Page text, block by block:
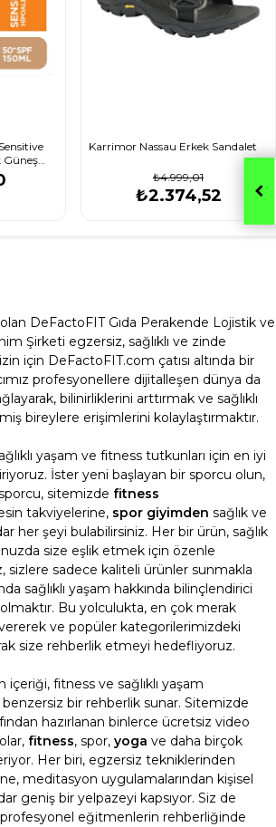
Güneş
150 ml
Karrimor Nassau Erkek Sandalet
₺4.999,01
₺2.374,52
olan DeFactoFIT Gıda Perakende Lojistik ve
Şirketi egzersiz, sağlıklı ve zinde
için DeFactoFIT.com çatısı altında bir
profesyonellere dijitalleşen dünya da
bilinirliklerini arttırmak ve sağlıklı
bireylere erişimlerini kolaylaştırmaktır.
yaşam ve fitness tutkunları için en iyi
İster yeni başlayan bir sporcu olun,
sitemizde fitness
takviyelerine, spor giyimden sağlık ve
her şeyi bulabilirsiniz. Her bir ürün, sağlık
size eşlik etmek için özenle
sizlere sadece kaliteli ürünler sunmakla
sağlıklı yaşam hakkında bilinçlendirici
Bu yolculukta, en çok merak
ve popüler kategorilerimizdeki
size rehberlik etmeyi hedefliyoruz.
fitness ve sağlıklı yaşam
bir rehberlik sunar. Sitemizde
hazırlanan binlerce ücretsiz video
fitness, spor, yoga ve daha birçok
Her biri, egzersiz tekniklerinden
meditasyon uygulamalarından kişisel
geniş bir yelpazeyi kapsıyor. Siz de
eğitmenlerin rehberliğinde